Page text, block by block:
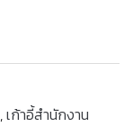
,เก้าอี้สำนักงาน